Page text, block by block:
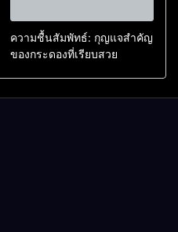
ความชื้นสัมพัทธ์: กุญแจสำคัญ
ของกระดองที่เรียบสวย